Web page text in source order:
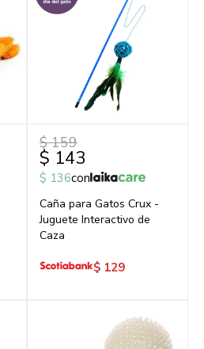
$ 143
$ 159
$ 136con
Caña para Gatos Crux -
Juguete Interactivo de
Caza
$ 129